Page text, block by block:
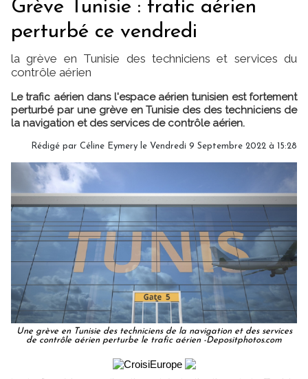
Grève Tunisie : trafic aérien
perturbé ce vendredi
la grève en Tunisie des techniciens et services du
contrôle aérien
Le trafic aérien dans l'espace aérien tunisien est fortement
perturbé par une grève en Tunisie des des techniciens de
la navigation et des services de contrôle aérien.
Rédigé par Céline Eymery le Vendredi 9 Septembre 2022 à 15:28
Une grève en Tunisie des techniciens de la navigation et des services
de contrôle aérien perturbe le trafic aérien -Depositphotos.com